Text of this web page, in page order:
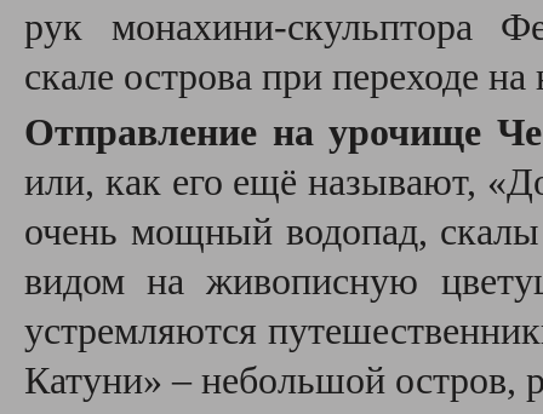
рук монахини-скульптора
скале острова при переходе
Отправление на урочище
или, как его ещё называют,
очень мощный водопад,
видом на живописную
устремляются
Катуни» – небольшой остров,